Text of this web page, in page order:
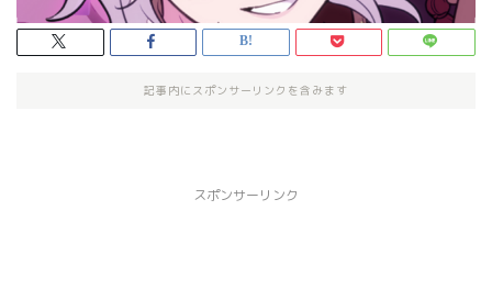
記事内にスポンサーリンクを含みます
スポンサーリンク